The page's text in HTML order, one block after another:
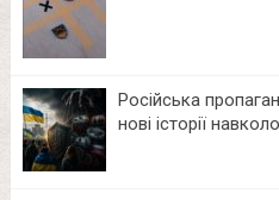
Російська
нові історії